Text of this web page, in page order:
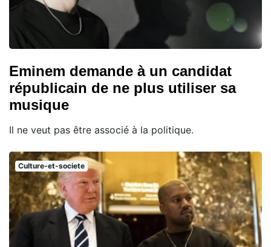
Eminem demande à un candidat
républicain de ne plus utiliser sa
musique
Il ne veut pas être associé à la politique.
Culture-et-societe